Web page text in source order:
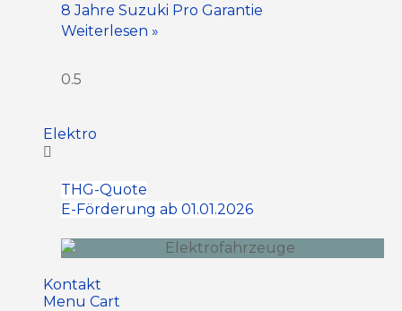
8 Jahre Suzuki Pro Garantie
Weiterlesen »
Elektro
THG-Quote
E-Förderung ab 01.01.2026
Kontakt
Menu Cart